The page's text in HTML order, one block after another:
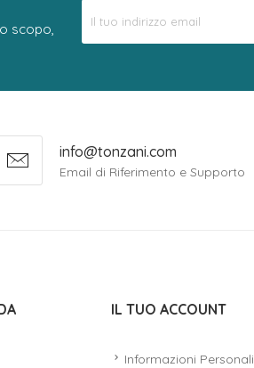
scopo,
info@tonzani.com
Email di Riferimento e Supporto
IL TUO ACCOUNT
Informazioni Personali